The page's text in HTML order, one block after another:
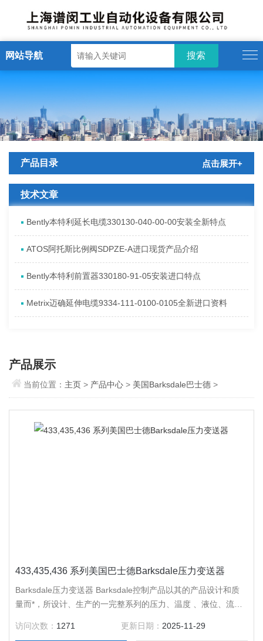
网站导航
产品目录 点击展开+
技术文章
Bently本特利延长电缆330130-040-00-00安装全新特点
ATOS阿托斯比例阀SDPZE-A进口现货产品介绍
​Bently本特利前置器330180-91-05安装进口特点
Metrix迈确延伸电缆9334-111-0100-0105全新进口资料
产品展示
当前位置： 主页> 产品中心> 美国Barksdale巴士德 >
433,435,436 系列美国巴士德Barksdale压力变送器
Barksdale压力变送器 Barksdale控制产品以其的产品设计和质
量而*，所设计、生产的一完整系列的压力、温度 、液位、流量
Barksdale产品在性能和可靠性 方面均达到了Z高的标准，可适
访问次数： 1271 更新日期： 2025-11-29